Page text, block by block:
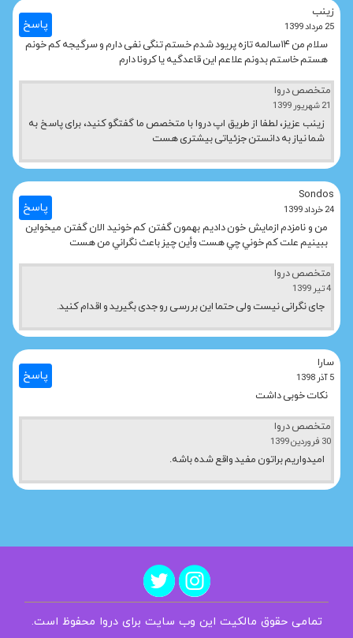
زینب
25 مرداد 1399 پاسخ
سلام من ۱۴سالمه تازه پریود شدم خستم تنگی نفی دارم و سرگیجه کم خونم
هستم خاستم بدونم علاعم این قاعدگیه یا کرونا دارم
متخصص دروا
21 شهریور 1399
زینب عزیز، لطفا از طریق اپ دروا با متخصص ما گفتگو کنید، برای پاسخ به
شما نیاز به دانستن جزئیاتی بیشتری هست
Sondos
24 خرداد 1399 پاسخ
من و نامزدم ازمايش خون داديم بهمون گفتن كم خونيد الان گفتن ميخواين
ببينيم علت كم خوني چي هست وأين چيز باعث نگراني من هست
متخصص دروا
4 تیر 1399
جای نگرانی نیست ولی حتما این بررسی رو جدی بگیرید و اقدام کنید.
سارا
5 آذر 1398 پاسخ
نکات خوبی داشت
متخصص دروا
30 فروردین 1399
امیدواریم براتون مفید واقع شده باشه.
تمامی حقوق مالکیت این وب سایت برای دروا محفوظ است.